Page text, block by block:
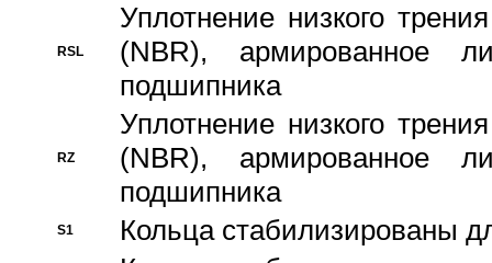
RSL
Уплотнение низкого
(NBR), армированное
подшипника
RZ
Уплотнение низкого
(NBR), армированное
подшипника
S1 Кольца стабилизированы